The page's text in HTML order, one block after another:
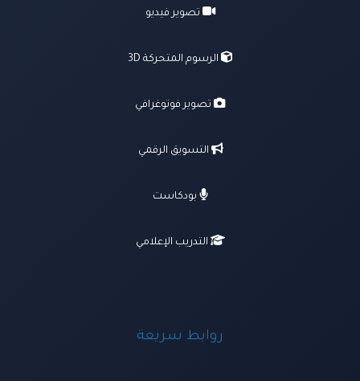
تصوير فيديو
الرسوم المتحركة 3D
تصوير فوتوغرافي
التسويق الرقمي
بودكاست
التدريب الإعلامي
روابط سريعة